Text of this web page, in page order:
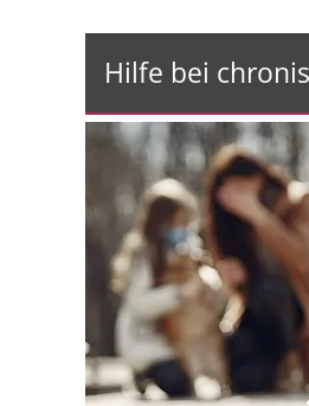
Hilfe bei